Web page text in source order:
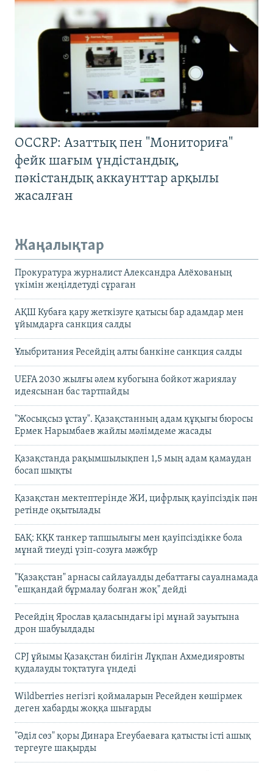
OCCRP: Азаттық пен "Мониториға"
фейк шағым үндістандық,
пәкістандық аккаунттар арқылы
жасалған
Жаңалықтар
Прокуратура журналист Александра Алёхованың
үкімін жеңілдетуді сұраған
АҚШ Кубаға қару жеткізуге қатысы бар адамдар мен
ұйымдарға санкция салды
Ұлыбритания Ресейдің алты банкіне санкция салды
UEFA 2030 жылғы әлем кубогына бойкот жариялау
идеясынан бас тартпайды
"Жосықсыз ұстау". Қазақстанның адам құқығы бюросы
Ермек Нарымбаев жайлы мәлімдеме жасады
Қазақстанда рақымшылықпен 1,5 мың адам қамаудан
босап шықты
Қазақстан мектептерінде ЖИ, цифрлық қауіпсіздік пән
ретінде оқытылады
БАҚ: КҚК танкер тапшылығы мен қауіпсіздікке бола
мұнай тиеуді үзіп-созуға мәжбүр
"Қазақстан" арнасы сайлауалды дебаттағы сауалнамада
"ешқандай бұрмалау болған жоқ" дейді
Ресейдің Ярослав қаласындағы ірі мұнай зауытына
дрон шабуылдады
CPJ ұйымы Қазақстан билігін Лұқпан Ахмедияровты
қудалауды тоқтатуға үндеді
Wildberries негізгі қоймаларын Ресейден көшірмек
деген хабарды жоққа шығарды
"Әділ сөз" қоры Динара Егеубаеваға қатысты істі ашық
тергеуге шақырды